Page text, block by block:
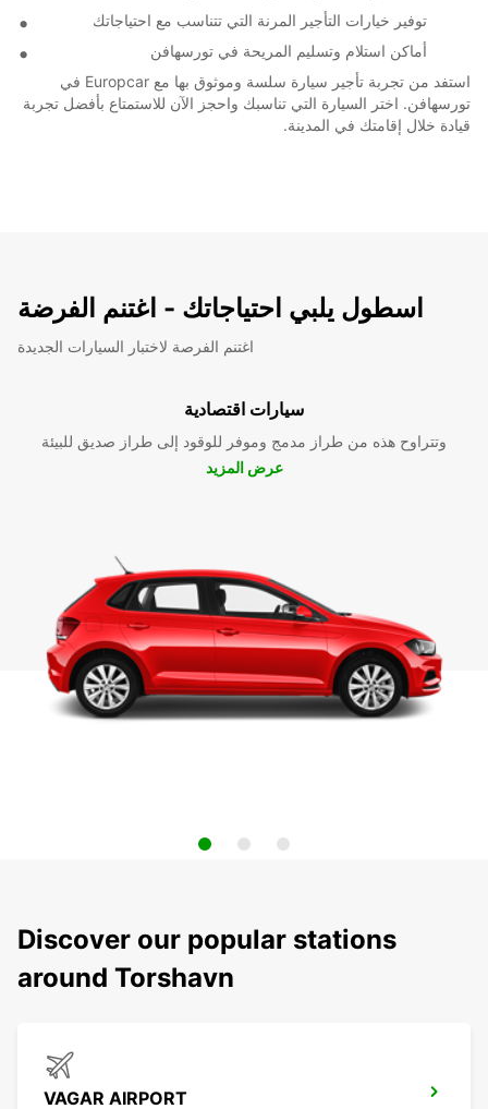
توفير خيارات التأجير المرنة التي تتناسب مع احتياجاتك
أماكن استلام وتسليم المريحة في تورسهافن
استفد من تجربة تأجير سيارة سلسة وموثوق بها مع Europcar في
تورسهافن. اختر السيارة التي تناسبك واحجز الآن للاستمتاع بأفضل تجربة
قيادة خلال إقامتك في المدينة.
اسطول يلبي احتياجاتك - اغتنم الفرضة
اغتنم الفرصة لاختبار السيارات الجديدة
سيارات اقتصادية
وتتراوح هذه من طراز مدمج وموفر للوقود إلى طراز صديق للبيئة
عرض المزيد
Discover our popular stations
around Torshavn
VAGAR AIRPORT